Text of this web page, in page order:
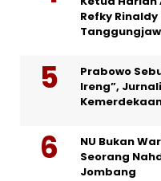
Refky
Prabowo
Ireng”,
NU Bukan
Seorang
Jombang